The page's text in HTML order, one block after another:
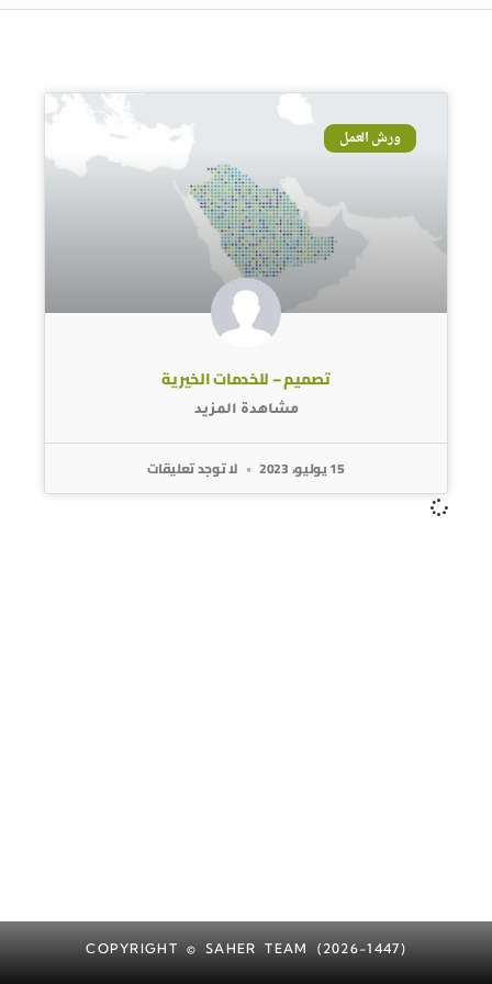
ورش العمل
تصميم – للخدمات الخيرية
مشاهدة المزيد
15 يوليو، 2023 لا توجد تعليقات
COPYRIGHT © SAHER TEAM (2026-1447)